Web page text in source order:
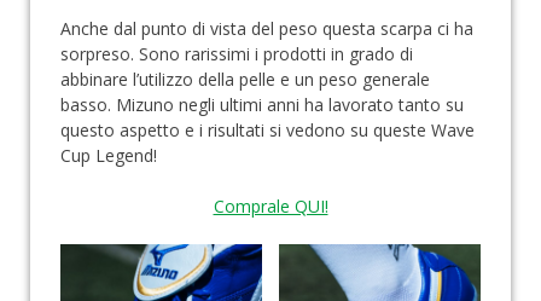
Anche dal punto di vista del peso questa scarpa ci ha
sorpreso. Sono rarissimi i prodotti in grado di
abbinare l’utilizzo della pelle e un peso generale
basso. Mizuno negli ultimi anni ha lavorato tanto su
questo aspetto e i risultati si vedono su queste Wave
Cup Legend!
Comprale QUI!